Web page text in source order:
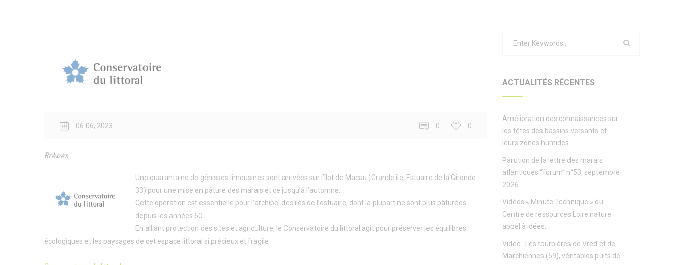
06 06, 2023 0 0
Brèves
Une quarantaine de génisses limousines sont arrivées sur l’îlot de Macau (Grande île, Estuaire de la Gironde
33) pour une mise en pâture des marais et ce jusqu’à l’automne.
Cette opération est essentielle pour l’archipel des îles de l’estuaire, dont la plupart ne sont plus pâturées
depuis les années 60.
En alliant protection des sites et agriculture, le Conservatoire du littoral agit pour préserver les équilibres
écologiques et les paysages de cet espace littoral si précieux et fragile
ACTUALITÉS RÉCENTES
Amélioration des connaissances sur
les têtes des bassins versants et
leurs zones humides.
Parution de la lettre des marais
atlantiques “forum” n°53, septembre
2026.
Vidéos « Minute Technique » du
Centre de ressources Loire nature –
appel à idées.
Vidéo : Les tourbières de Vred et de
Marchiennes (59), véritables puits de